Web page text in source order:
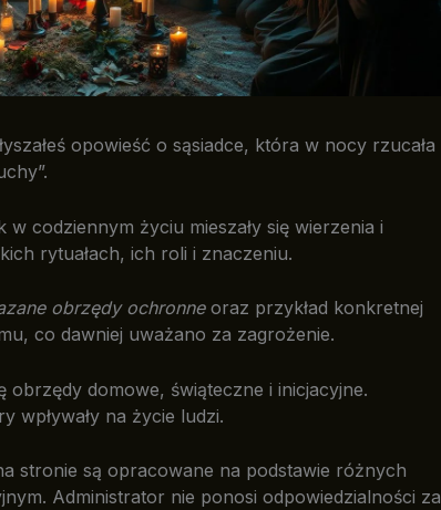
opowieść o sąsiadce, która w nocy rzucała
codziennym życiu mieszały się wierzenia i
rytuałach, ich roli i znaczeniu.
obrzędy ochronneoraz przykład konkretnej
co dawniej uważano za zagrożenie.
domowe, świąteczne i inicjacyjne.
wpływały na życie ludzi.
stronie są opracowane na podstawie różnych
Administrator nie ponosi odpowiedzialności za